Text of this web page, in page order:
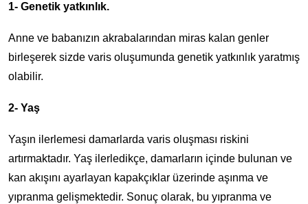
1- Genetik yatkınlık.
Anne ve babanızın akrabalarından miras kalan genler
birleşerek sizde varis oluşumunda genetik yatkınlık yaratmış
olabilir.
2- Yaş
Yaşın ilerlemesi damarlarda varis oluşması riskini
artırmaktadır. Yaş ilerledikçe, damarların içinde bulunan ve
kan akışını ayarlayan kapakçıklar üzerinde aşınma ve
yıpranma gelişmektedir. Sonuç olarak, bu yıpranma ve